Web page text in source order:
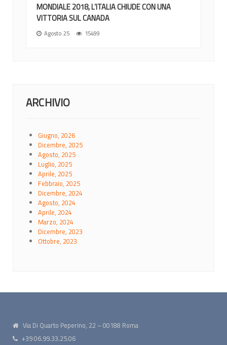
MONDIALE 2018, L’ITALIA CHIUDE CON UNA
VITTORIA SUL CANADA
Agosto 25 15499
ARCHIVIO
Giugno, 2026
Dicembre, 2025
Agosto, 2025
Luglio, 2025
Aprile, 2025
Febbraio, 2025
Dicembre, 2024
Agosto, 2024
Aprile, 2024
Marzo, 2024
Dicembre, 2023
Ottobre, 2023
Via Di Quarto Peperino, 22 – 00188 Roma
+39 06.99.33.25.06